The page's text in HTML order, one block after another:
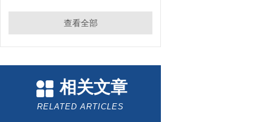
查看全部
相关文章
RELATED ARTICLES